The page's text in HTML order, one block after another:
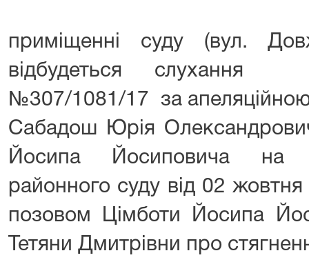
приміщенні суду (вул.
відбудеться слухання
№307/1081/17 за
Сабадош Юрія
Йосипа Йосиповича на
районного суду від 02
позовом Цімботи Йосипа
Тетяни Дмитрівни про